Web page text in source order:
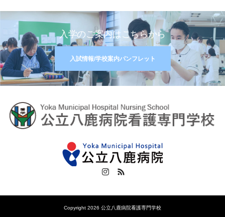
入学のご案内はこちらから
入試情報/学校案内パンフレット
Instagram
Copyright 2026 公立八鹿病院看護専門学校